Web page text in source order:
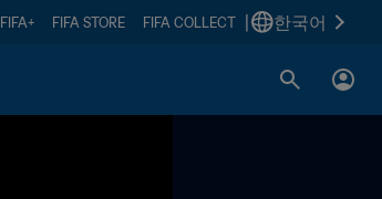
FIFA+ FIFA STORE FIFA COLLECT 한국어